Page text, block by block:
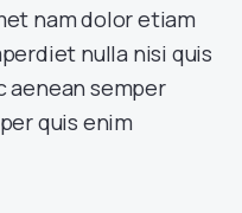
nam dolor etiam
nulla nisi quis
aenean semper
quis enim